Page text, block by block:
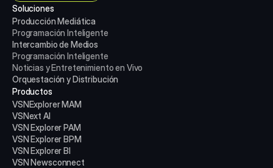
Soluciones
Producción Mediática
Programación Inteligente
Intercambio de Medios
Programación Inteligente
Noticias y Entretenimiento en Vivo
Orquestación y Distribución
Productos
VSNExplorer MAM
VSNext AI
VSN Explorer PAM
VSN Explorer BPM
VSN Explorer BI
VSN Newsconnect